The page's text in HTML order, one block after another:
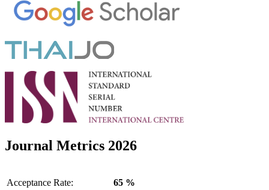
Journal Metrics 2026
Acceptance Rate: 65 %